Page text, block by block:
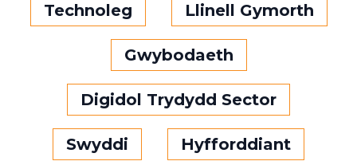
Technoleg Llinell Gymorth
Gwybodaeth
Digidol Trydydd Sector
Swyddi Hyfforddiant